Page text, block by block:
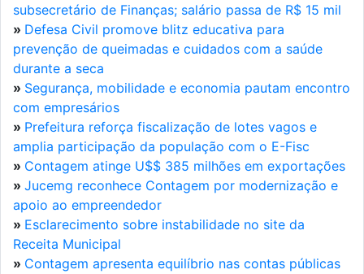
subsecretário de Finanças; salário passa de R$ 15 mil
» Defesa Civil promove blitz educativa para
prevenção de queimadas e cuidados com a saúde
durante a seca
» Segurança, mobilidade e economia pautam encontro
com empresários
» Prefeitura reforça fiscalização de lotes vagos e
amplia participação da população com o E-Fisc
» Contagem atinge U$$ 385 milhões em exportações
» Jucemg reconhece Contagem por modernização e
apoio ao empreendedor
» Esclarecimento sobre instabilidade no site da
Receita Municipal
» Contagem apresenta equilíbrio nas contas públicas